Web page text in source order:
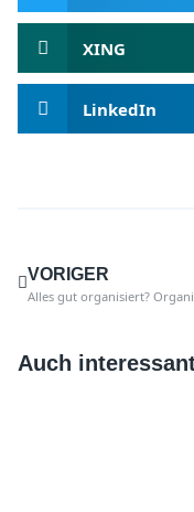
XING
LinkedIn
VORIGER
Auch